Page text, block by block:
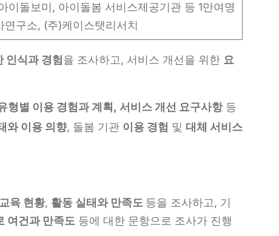
돌보미, 아이돌봄 서비스제공기관 등 1만여명
구소, (주)케이스탯리서치
인식과 경험을 조사하고, 서비스 개선을 위한 요
형별 이용 경험과 계획, 서비스 개선 요구사항등
와 이용 의향, 돌봄 기관 이용 경험 및 대체 서비스
육 현황, 활동 실태와 만족도 등을 조사하고, 기
여건과 만족도 등에 대한 문항으로 조사가 진행